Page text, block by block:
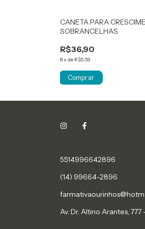
CANETA PARA
SOBRANCELHAS
R$36,90
8x de R$5,59
5514996642896
(14) 99664-2896
Av. Dr. Altino Arantes,